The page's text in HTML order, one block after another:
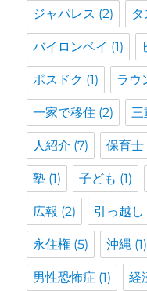
ジャパレス (2)
バイロンベイ (1)
ポスドク (1) ラウ
一家で移住 (2) 三
人紹介 (7) 保育士
塾 (1) 子ども (1)
広報 (2) 引っ越し
永住権 (5) 沖縄 (1)
男性恐怖症 (1) 経